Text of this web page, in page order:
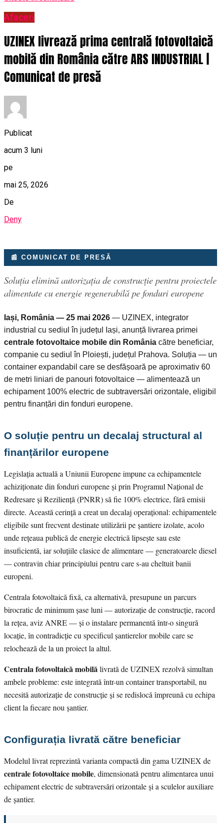
Afaceri
UZINEX livrează prima centrală fotovoltaică
mobilă din România către ARS INDUSTRIAL |
Comunicat de presă
Publicat
acum 3 luni
pe
mai 25, 2026
De
Deny
📰 COMUNICAT DE PRESĂ
Soluția elimină autorizația de construcție pentru proiectele
alimentate cu energie regenerabilă pe fonduri europene
Iași, România — 25 mai 2026 — UZINEX, integrator
industrial cu sediul în județul Iași, anunță livrarea primei
centrale fotovoltaice mobile din România către beneficiar,
companie cu sediul în Ploiești, județul Prahova. Soluția — un
container expandabil care se desfășoară pe aproximativ 60
de metri liniari de panouri fotovoltaice — alimentează un
echipament 100% electric de subtraversări orizontale, eligibil
pentru finanțări din fonduri europene.
O soluție pentru un decalaj structural al
finanțărilor europene
Legislația actuală a Uniunii Europene impune ca echipamentele
achiziționate din fonduri europene și prin Programul Național de
Redresare și Reziliență (PNRR) să fie 100% electrice, fără emisii
directe. Această cerință a creat un decalaj operațional: echipamentele
eligibile sunt frecvent destinate utilizării pe șantiere izolate, acolo
unde rețeaua publică de energie electrică lipsește sau este
insuficientă, iar soluțiile clasice de alimentare — generatoarele diesel
— contravin chiar principiului pentru care s-au cheltuit banii
europeni.
Centrala fotovoltaică fixă, ca alternativă, presupune un parcurs
birocratic de minimum șase luni — autorizație de construcție, racord
la rețea, aviz ANRE — și o instalare permanentă într-o singură
locație, în contradicție cu specificul șantierelor mobile care se
relochează de la un proiect la altul.
Centrala fotovoltaică mobilălivrată de UZINEX rezolvă simultan
ambele probleme: este integrată într-un container transportabil, nu
necesită autorizație de construcție și se redislocă împreună cu echipa
client la fiecare nou șantier.
Configurația livrată către beneficiar
Modelul livrat reprezintă varianta compactă din gama UZINEX de
centrale fotovoltaice mobile, dimensionată pentru alimentarea unui
echipament electric de subtraversări orizontale și a sculelor auxiliare
de șantier.